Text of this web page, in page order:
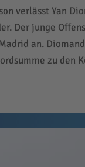
verlässt Yan
Der junge
an.
zu den